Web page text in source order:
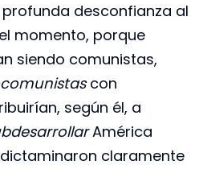
desconfianza al
momento, porque
siendo comunistas,
con
según él, a
América
claramente